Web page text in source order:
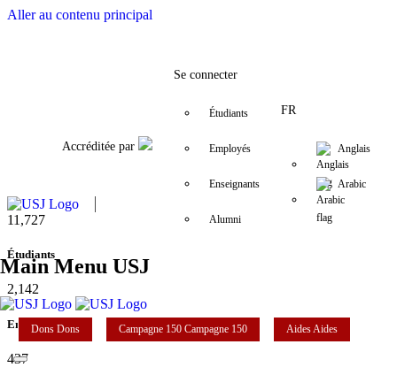
Aller au contenu principal
FacebookTwitter
Accréditée par
Se connecter
Étudiants
Employés
Enseignants
Alumni
FR
Anglais
Arabic
Main Menu USJ
Dons Dons Campagne 150 Campagne 150 AidesAides
11,727
Étudiants
2,142
Enseignants
437